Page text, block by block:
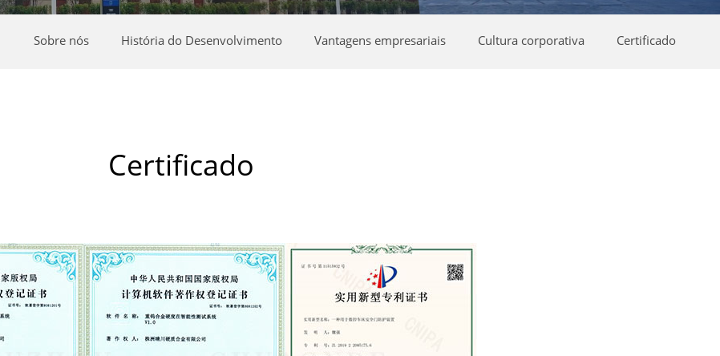
Certificado
Cultura corporativa
Vantagens empresariais
História do Desenvolvimento
Sobre nós
Certificado